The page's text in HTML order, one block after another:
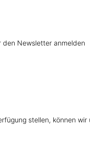
Newsletter anmelden
stellen, können